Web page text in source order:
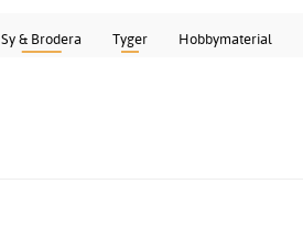
Sy & Brodera Tyger Hobbymaterial